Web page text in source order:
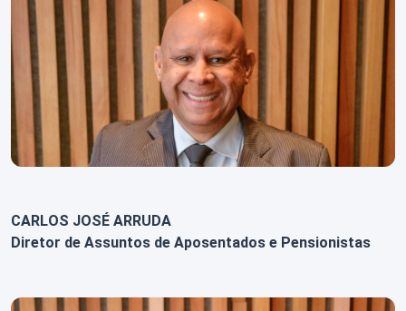
CARLOS JOSÉ ARRUDA
Diretor de Assuntos de Aposentados e Pensionistas